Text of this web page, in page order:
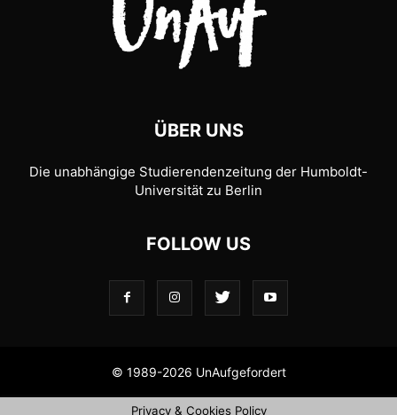
ÜBER UNS
Die unabhängige Studierendenzeitung der Humboldt-
Universität zu Berlin
FOLLOW US
© 1989-2026 UnAufgefordert
Privacy & Cookies Policy